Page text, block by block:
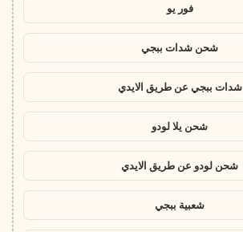
فور يو
شحن شدات ببجي
شدات ببجي عن طريق الايدي
شحن يلا لودو
شحن لودو عن طريق الايدي
شعبية ببجي